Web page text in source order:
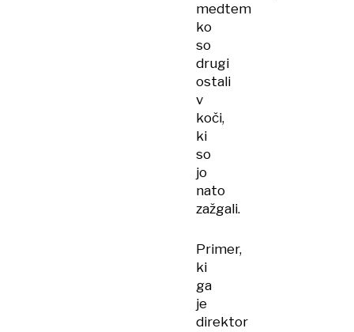
medtem
ko
so
drugi
ostali
v
koči,
ki
so
jo
nato
zažgali.
Primer,
ki
ga
je
direktor